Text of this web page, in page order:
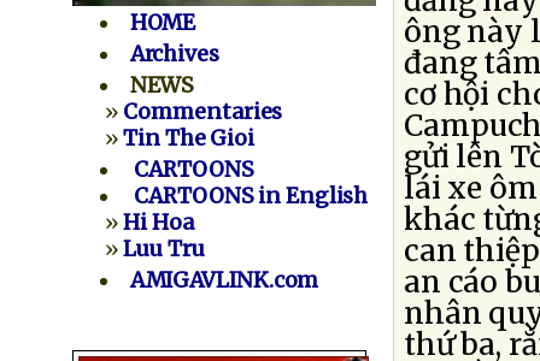
HOME
Archives
NEWS
» Commentaries
»Tin The Gioi
CARTOONS
CARTOONS in English
»Hi Hoa
»Luu Tru
AMIGAVLINK.com
ông này
đang
cơ hội
gửi lên
lái xe
khác
can
an cáo
nhân
thứ ba,